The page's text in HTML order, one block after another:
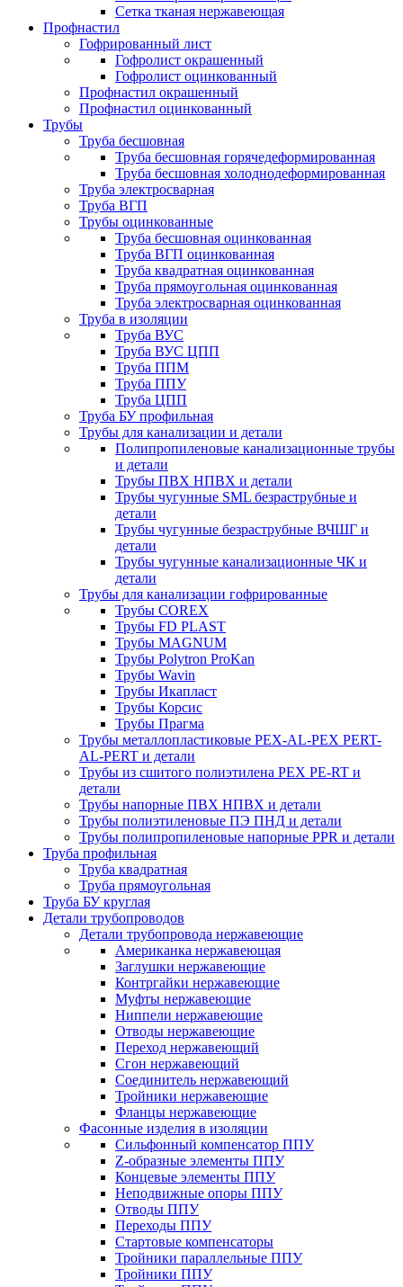
Сетка тканая нержавеющая
Профнастил
Гофрированный лист
Гофролист окрашенный
Гофролист оцинкованный
Профнастил окрашенный
Профнастил оцинкованный
Трубы
Труба бесшовная
Труба бесшовная горячедеформированная
Труба бесшовная холоднодеформированная
Труба электросварная
Труба ВГП
Трубы оцинкованные
Труба бесшовная оцинкованная
Труба ВГП оцинкованная
Труба квадратная оцинкованная
Труба прямоугольная оцинкованная
Труба электросварная оцинкованная
Труба в изоляции
Труба ВУС
Труба ВУС ЦПП
Труба ППМ
Труба ППУ
Труба ЦПП
Труба БУ профильная
Трубы для канализации и детали
Полипропиленовые канализационные трубы
и детали
Трубы ПВХ НПВХ и детали
Трубы чугунные SML безраструбные и
детали
Трубы чугунные безраструбные ВЧШГ и
детали
Трубы чугунные канализационные ЧК и
детали
Трубы для канализации гофрированные
Трубы COREX
Трубы FD PLAST
Трубы MAGNUM
Трубы Polytron ProKan
Трубы Wavin
Трубы Икапласт
Трубы Корсис
Трубы Прагма
Трубы металлопластиковые PEX-AL-PEX PERT-
AL-PERT и детали
Трубы из сшитого полиэтилена PEX PE-RT и
детали
Трубы напорные ПВХ НПВХ и детали
Трубы полиэтиленовые ПЭ ПНД и детали
Трубы полипропиленовые напорные PPR и детали
Труба профильная
Труба квадратная
Труба прямоугольная
Труба БУ круглая
Детали трубопроводов
Детали трубопровода нержавеющие
Американка нержавеющая
Заглушки нержавеющие
Контргайки нержавеющие
Муфты нержавеющие
Ниппели нержавеющие
Отводы нержавеющие
Переход нержавеющий
Сгон нержавеющий
Соединитель нержавеющий
Тройники нержавеющие
Фланцы нержавеющие
Фасонные изделия в изоляции
Cильфонный компенсатор ППУ
Z-образные элементы ППУ
Концевые элементы ППУ
Неподвижные опоры ППУ
Отводы ППУ
Переходы ППУ
Стартовые компенсаторы
Тройники параллельные ППУ
Тройники ППУ